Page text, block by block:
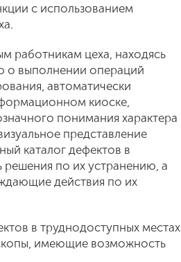
с использованием
работникам цеха, находясь
о выполнении операций
автоматически
киоске,
понимания характера
представление
каталог дефектов в
по их устранению, а
действия по их
в труднодоступных местах
имеющие возможность